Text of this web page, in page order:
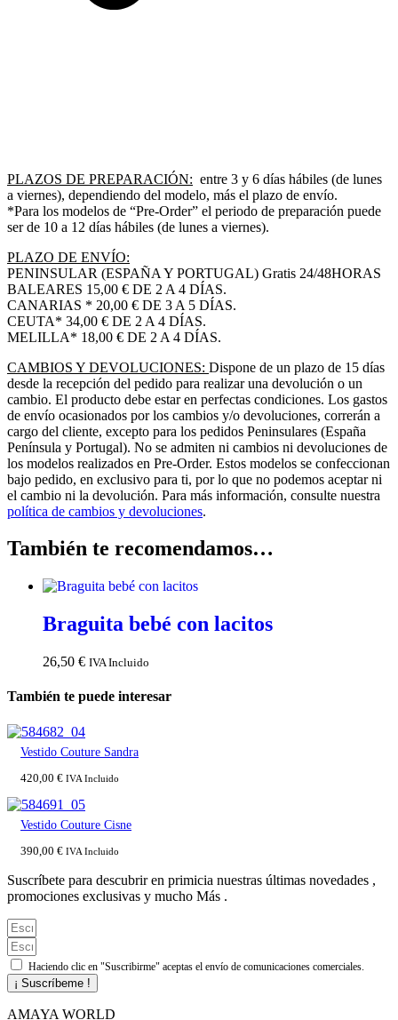
PLAZOS DE PREPARACIÓN: entre 3 y 6 días hábiles (de lunes
a viernes), dependiendo del modelo, más el plazo de envío.
*Para los modelos de “Pre-Order” el periodo de preparación puede
ser de 10 a 12 días hábiles (de lunes a viernes).
PLAZO DE ENVÍO:
PENINSULAR (ESPAÑA Y PORTUGAL) Gratis 24/48HORAS
BALEARES 15,00 € DE 2 A 4 DÍAS.
CANARIAS * 20,00 € DE 3 A 5 DÍAS.
CEUTA* 34,00 € DE 2 A 4 DÍAS.
MELILLA* 18,00 € DE 2 A 4 DÍAS.
CAMBIOS Y DEVOLUCIONES: Dispone de un plazo de 15 días
desde la recepción del pedido para realizar una devolución o un
cambio. El producto debe estar en perfectas condiciones. Los gastos
de envío ocasionados por los cambios y/o devoluciones, correrán a
cargo del cliente, excepto para los pedidos Peninsulares (España
Península y Portugal). No se admiten ni cambios ni devoluciones de
los modelos realizados en Pre-Order. Estos modelos se confeccionan
bajo pedido, en exclusivo para ti, por lo que no podemos aceptar ni
el cambio ni la devolución. Para más información, consulte nuestra
política de cambios y devoluciones.
También te recomendamos…
Braguita bebé con lacitos
26,50 € IVA Incluido
También te puede interesar
Vestido Couture Sandra
420,00 € IVA Incluido
Vestido Couture Cisne
390,00 € IVA Incluido
Suscríbete para descubrir en primicia nuestras últimas novedades ,
promociones exclusivas y mucho Más .
Haciendo clic en "Suscribirme" aceptas el envío de comunicaciones comerciales.
¡ Suscríbeme !
AMAYA WORLD